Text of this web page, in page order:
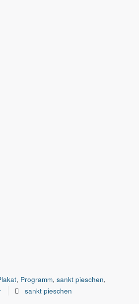
, Programm, sankt pieschen,
sankt pieschen